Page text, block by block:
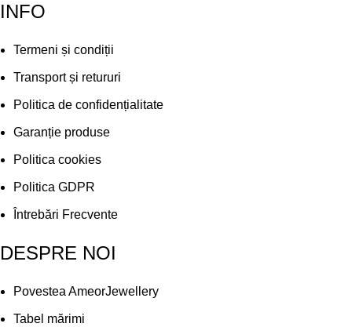
INFO
Termeni și condiții
Transport și retururi
Politica de confidențialitate
Garanție produse
Politica cookies
Politica GDPR
Întrebări Frecvente
DESPRE NOI
Povestea AmeorJewellery
Tabel mărimi